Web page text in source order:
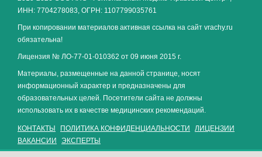
ИНН: 7704278083, ОГРН: 1107799035761
При копировании материалов активная ссылка на сайт vrachy.ru
обязательна!
Лицензия № ЛО-77-01-010362 от 09 июня 2015 г.
Материалы, размещенные на данной странице, носят
информационный характер и предназначены для
образовательных целей. Посетители сайта не должны
использовать их в качестве медицинских рекомендаций.
КОНТАКТЫ ПОЛИТИКА КОНФИДЕНЦИАЛЬНОСТИ
ЛИЦЕНЗИИ
ВАКАНСИИ
ЭКСПЕРТЫ